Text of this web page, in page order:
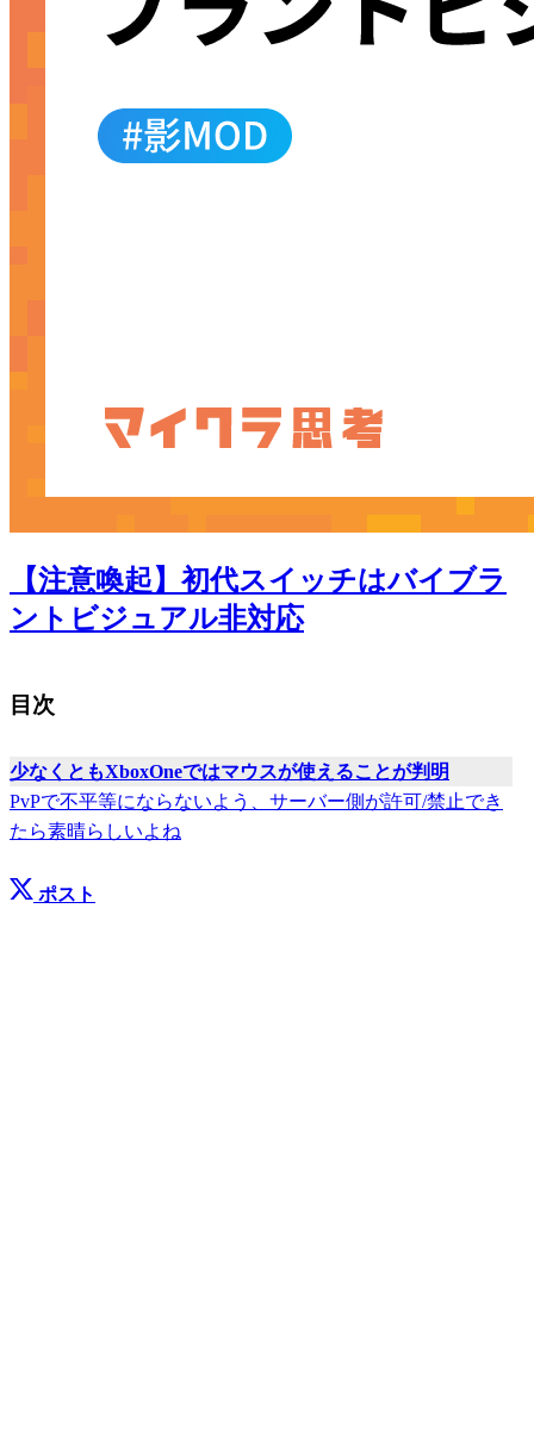
【注意喚起】初代スイッチはバイブラ
ントビジュアル非対応
目次
少なくともXboxOneではマウスが使えることが判明
PvPで不平等にならないよう、サーバー側が許可/禁止でき
たら素晴らしいよね
ポスト